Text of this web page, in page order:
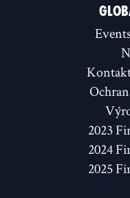
2023
2024
2025